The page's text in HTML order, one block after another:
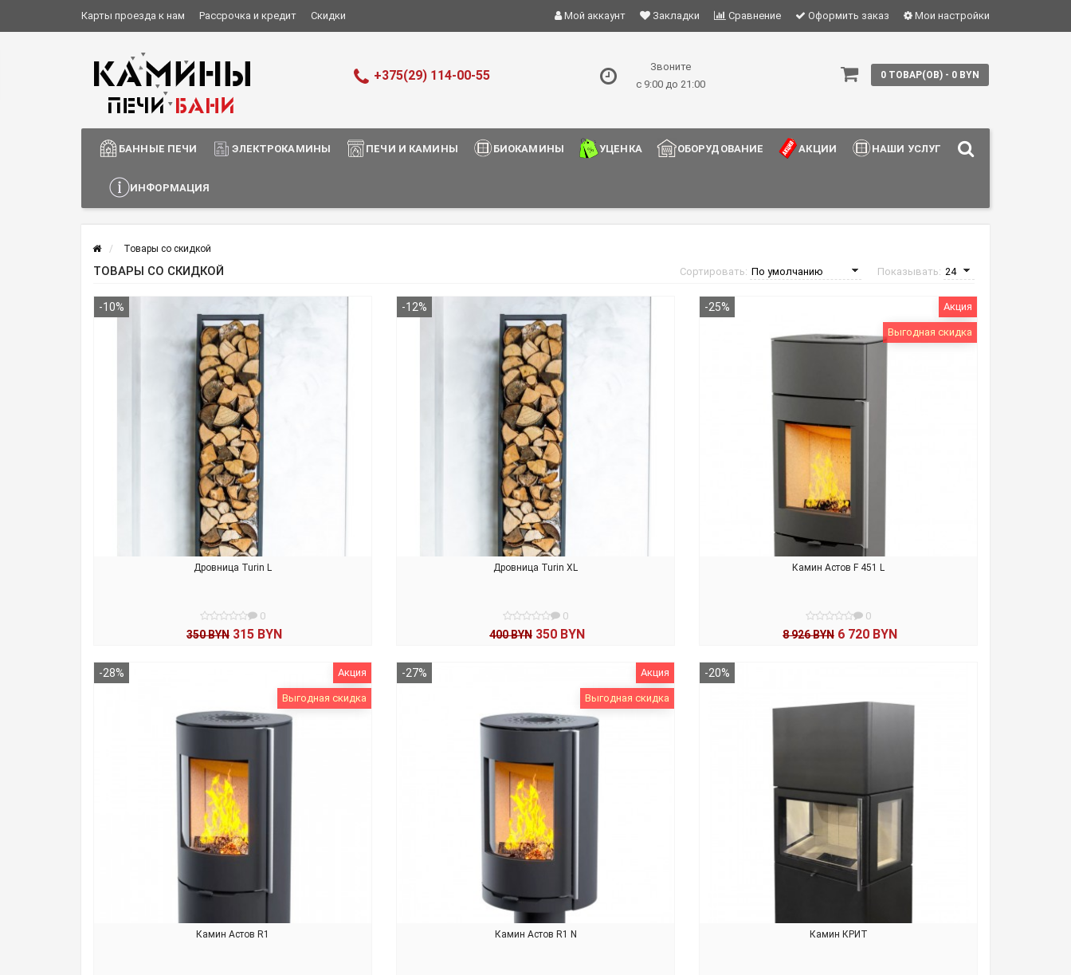
Карты проезда к нам Рассрочка и кредит Скидки
Информация о доставке
Мой аккаунт Закладки Сравнение Оформить заказ Мои настройки
+375(29) 114-00-55
Звоните
с 9:00 до 21:00
0 ТОВАР(ОВ) - 0 BYN
БАННЫЕ ПЕЧИ ЭЛЕКТРОКАМИНЫ ПЕЧИ И КАМИНЫ БИОКАМИНЫ УЦЕНКА ОБОРУДОВАНИЕ АКЦИИ НАШИ УСЛУГИ
ИНФОРМАЦИЯ
Товары со скидкой
ТОВАРЫ СО СКИДКОЙ Показывать:
Сортировать:
-10%
Дровница Turin L
0
350 BYN 315 BYN
-12%
Дровница Turin XL
0
400 BYN 350 BYN
Акция
Выгодная скидка
-25%
Камин Астов F 451 L
0
8 926 BYN 6 720 BYN
Акция
Выгодная скидка
-28%
Камин Астов R1
Акция
Выгодная скидка
-27%
Камин Астов R1 N
-20%
Камин КРИТ